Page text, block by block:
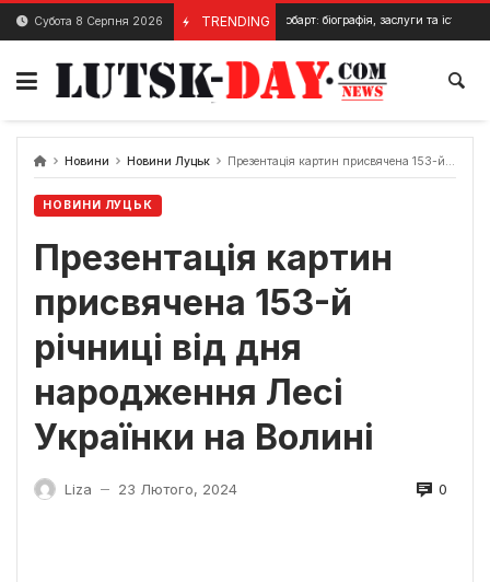
Skip
content
Субота 8 Серпня 2026 TRENDING
22 Серпня, 2025 Князь Любарт: біографія, заслуги та історичне значення
Новини Новини Луцьк Презентація картин присвячена 153-й річниці від дня народження Лесі Українки на Волині
НОВИНИ ЛУЦЬК
Презентація картин
присвячена 153-й
річниці від дня
народження Лесі
Українки на Волині
Liza — 23 Лютого, 2024 0